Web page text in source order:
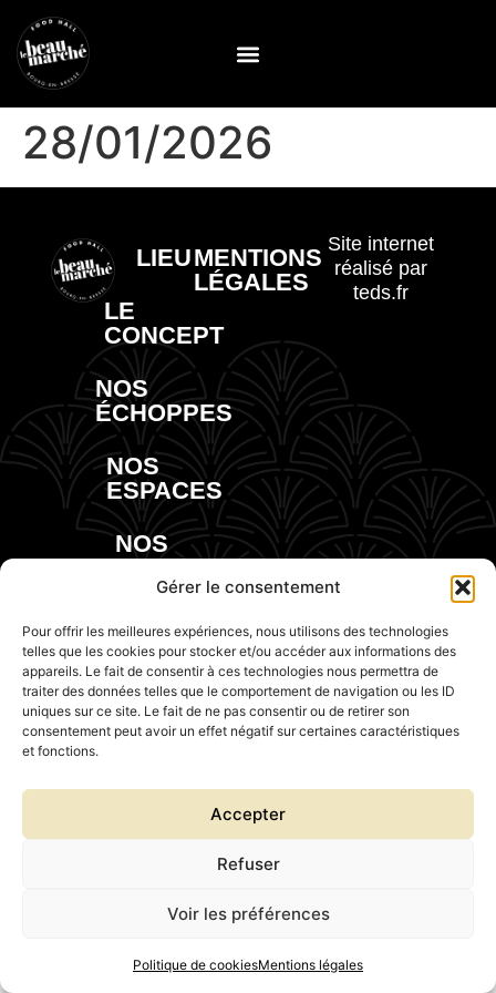
Gérer le consentement
Pour offrir les meilleures expériences, nous utilisons des technologies
telles que les cookies pour stocker et/ou accéder aux informations des
appareils. Le fait de consentir à ces technologies nous permettra de
traiter des données telles que le comportement de navigation ou les ID
uniques sur ce site. Le fait de ne pas consentir ou de retirer son
consentement peut avoir un effet négatif sur certaines caractéristiques
et fonctions.
Accepter
Refuser
Voir les préférences
Politique de cookiesMentions légales
28/01/2026
LIEU
LE
CONCEPT
NOS
ÉCHOPPES
NOS
ESPACES
NOS
EVENTS
MENTIONS
LÉGALES
Site internet
réalisé par
teds.fr